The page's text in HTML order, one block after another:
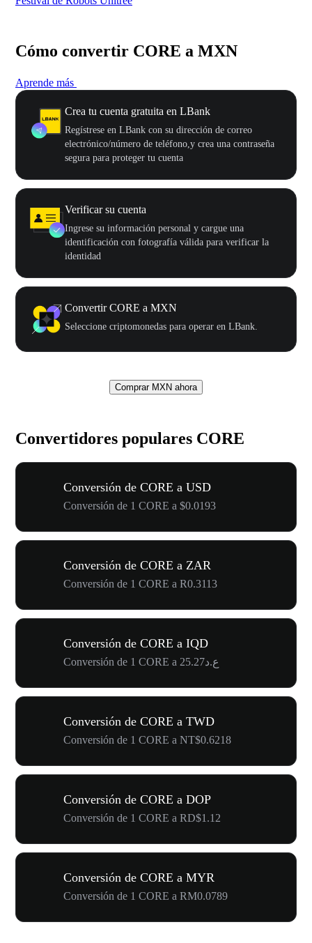
Cómo convertir CORE a MXN
Aprende más
Crea tu cuenta gratuita en LBank
Regístrese en LBank con su dirección de correo
electrónico/número de teléfono,y crea una contraseña
segura para proteger tu cuenta
Verificar su cuenta
Ingrese su información personal y cargue una
identificación con fotografía válida para verificar la
identidad
Convertir CORE a MXN
Seleccione criptomonedas para operar en LBank.
Comprar MXN ahora
Convertidores populares CORE
Conversión de CORE a USD
Conversión de 1 CORE a $0.0193
Conversión de CORE a ZAR
Conversión de 1 CORE a R0.3113
Conversión de CORE a IQD
Conversión de 1 CORE a ع.د25.27
Conversión de CORE a TWD
Conversión de 1 CORE a NT$0.6218
Conversión de CORE a DOP
Conversión de 1 CORE a RD$1.12
Conversión de CORE a MYR
Conversión de 1 CORE a RM0.0789